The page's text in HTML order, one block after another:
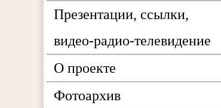
Презентации, ссылки,
видео-радио-телевидение
О проекте
Фотоархив